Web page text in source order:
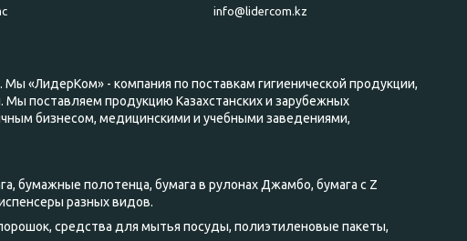
info@lidercom.kz
«ЛидерКом» - компания по поставкам гигиенической продукции,
поставляем продукцию Казахстанских и зарубежных
бизнесом, медицинскими и учебными заведениями,
бумажные полотенца, бумага в рулонах Джамбо, бумага с Z
разных видов.
средства для мытья посуды, полиэтиленовые пакеты,